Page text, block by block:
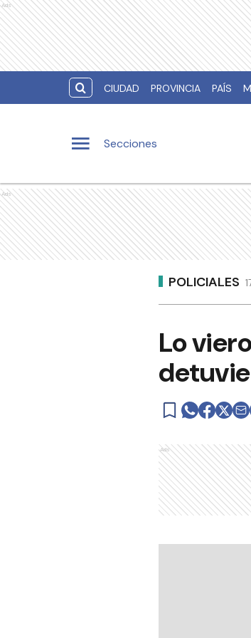
Ads
CIUDAD PROVINCIA PAÍS
Secciones
Ads
POLICIALES
Lo
Ads